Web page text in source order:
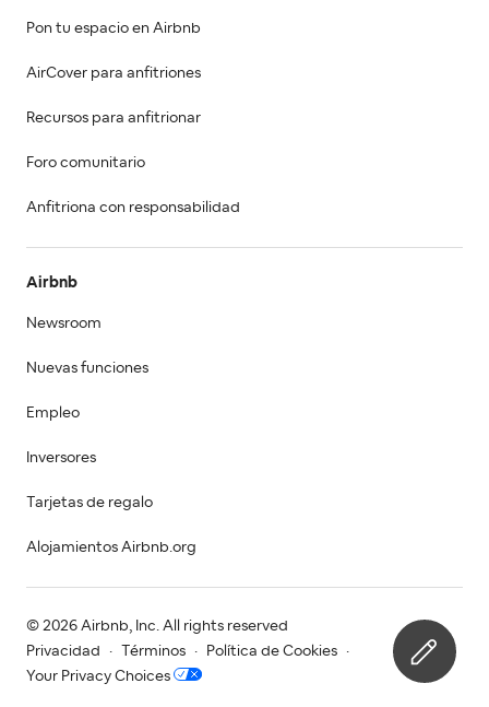
Pon tu espacio en Airbnb
AirCover para anfitriones
Recursos para anfitrionar
Foro comunitario
Anfitriona con responsabilidad
Airbnb
Newsroom
Nuevas funciones
Empleo
Inversores
Tarjetas de regalo
Alojamientos Airbnb.org
© 2026 Airbnb, Inc. All rights reserved
Privacidad
· Términos · Política de Cookies
·
Your Privacy Choices